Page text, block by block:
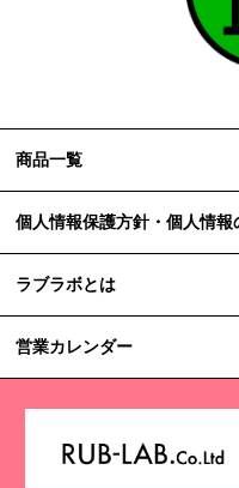
障を及ぼすおそれがあ
５. 個人情報の取扱業務の委
場合があります。
その際、弊社は、個人情報
正等、利用停止等の請求
当社は、ご本人様からの求
情報の利用目的の通知、開
または第三者提供の停止等
【個人情報保護に関するお問
商品一覧
個人情報保護方針・個人情報
ラブラボとは
営業カレンダー